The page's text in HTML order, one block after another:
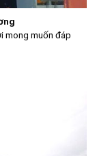
mong muốn đáp